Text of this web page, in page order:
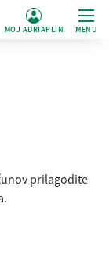
MOJ ADRIAPLIN MENU
prilagodite